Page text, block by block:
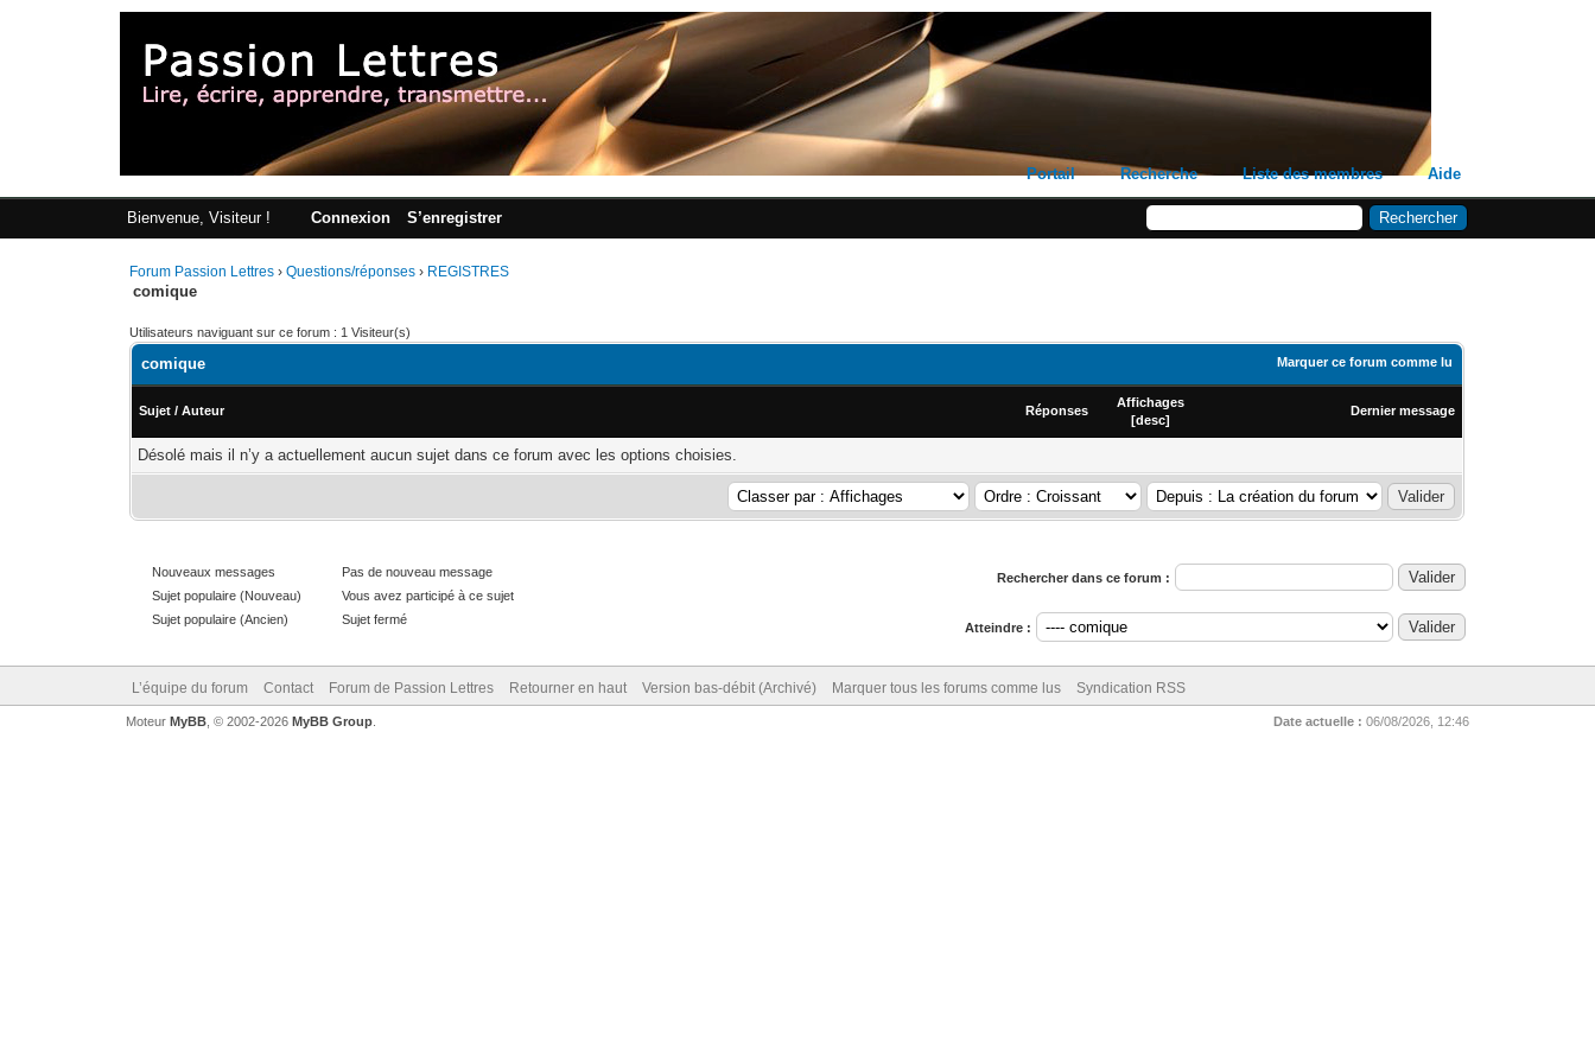
Portail Recherche Liste des membres Aide
Bienvenue, Visiteur ! Connexion S’enregistrer
Forum Passion Lettres ›Questions/réponses › REGISTRES
comique
Utilisateurs naviguant sur ce forum : 1 Visiteur(s)
Marquer ce forum comme lu
comique
Sujet /Auteur Réponses
Affichages
[desc]
Dernier message
Désolé mais il n’y a actuellement aucun sujet dans ce forum avec les options choisies.
Nouveaux messages
Sujet populaire (Nouveau)
Sujet populaire (Ancien)
Pas de nouveau message
Vous avez participé à ce sujet
Sujet fermé
Rechercher dans ce forum :
Atteindre :
L’équipe du forum Contact Forum de Passion Lettres Retourner en haut Version bas-débit (Archivé) Marquer tous les forums comme lus Syndication RSS
Date actuelle : 06/08/2026, 12:46
Moteur MyBB, © 2002-2026 MyBB Group.